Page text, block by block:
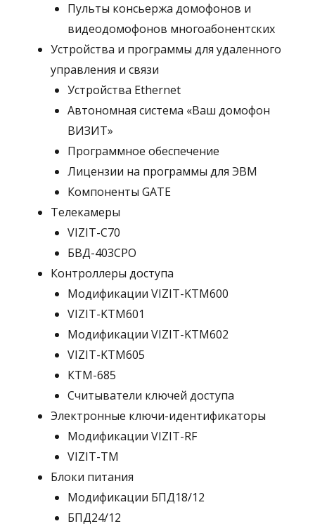
Пульты консьержа домофонов и
видеодомофонов многоабонентских
Устройства и программы для удаленного
управления и связи
Устройства Ethernet
Автономная система «Ваш домофон
ВИЗИТ»
Программное обеспечение
Лицензии на программы для ЭВМ
Компоненты GATE
Телекамеры
VIZIT-C70
БВД-403СРО
Контроллеры доступа
Модификации VIZIT-KTM600
VIZIT-KTM601
Модификации VIZIT-KTM602
VIZIT-KTM605
КТМ-685
Считыватели ключей доступа
Электронные ключи-идентификаторы
Модификации VIZIT-RF
VIZIT-TM
Блоки питания
Модификации БПД18/12
БПД24/12